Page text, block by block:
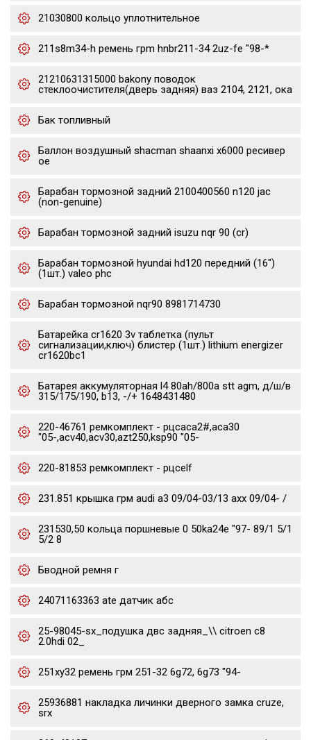
21030800 кольцо уплотнительное
211s8m34-h ремень грm hnbr211-34 2uz-fe "98-*
21210631315000 bakony поводок
стеклоочистителя(дверь задняя) ваз 2104, 2121, ока
Бак топливный
Баллон воздушный shacman shaanxi x6000 ресивер
oe
Барабан тормозной задний 2100400560 n120 jac
(non-genuine)
Барабан тормозной задний isuzu nqr 90 (cr)
Барабан тормозной hyundai hd120 передний (16")
(1шт.) valeo phc
Барабан тормозной nqr90 8981714730
Батарейка cr1620 3v таблетка (пульт
сигнализации,ключ) блистер (1шт.) lithium energizer
cr1620bc1
Батарея аккумуляторная l4 80ah/800a stt agm, д/ш/в
315/175/190, b13, -/+ 1648431480
220-46761 ремкомплект - рцсaca2#,aca30
"05-,acv40,acv30,azt250,ksp90 "05-
220-81853 ремкомплект - рцсelf
231.851 крышка грм audi a3 09/04-03/13 axx 09/04- /
231530,50 кольца поршневые 0 50ka24e "97- 89/1 5/1
5/2 8
Бводной ремня г
24071163363 ate датчик абс
25-98045-sx_подушка двс задняя_\\ citroen c8
2.0hdi 02_
251xy32 ремень грм 251-32 6g72, 6g73 "94-
25936881 накладка личинки дверного замка cruze,
srx